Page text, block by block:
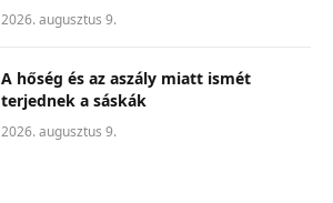
2026. augusztus 9.
A hőség és az aszály miatt ismét
terjednek a sáskák
2026. augusztus 9.